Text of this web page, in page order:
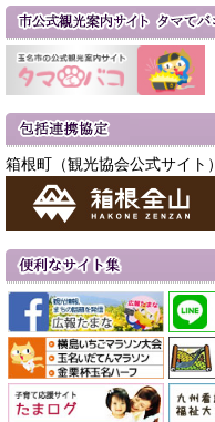
箱根町（観光協会公式サイト）